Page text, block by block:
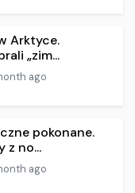
Arktyce.
„zim...
ago
pokonane.
z no...
ago